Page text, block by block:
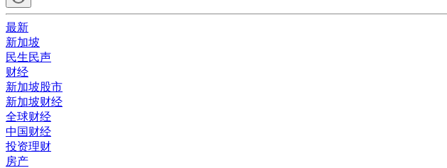
最新
新加坡
民生民声
财经
新加坡股市
新加坡财经
全球财经
中国财经
投资理财
房产